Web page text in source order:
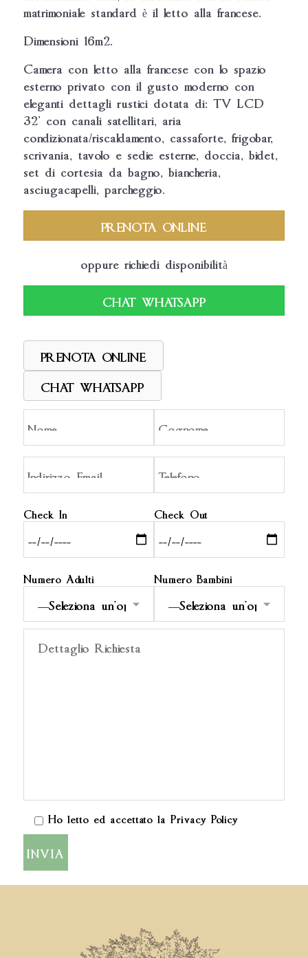
matrimoniale standard è il letto alla francese.
Dimensioni 16m2.
Camera con letto alla francese con lo spazio
esterno privato con il gusto moderno con
eleganti dettagli rustici dotata di: TV LCD
32’ con canali satellitari, aria
condizionata/riscaldamento, cassaforte, frigobar,
scrivania, tavolo e sedie esterne, doccia, bidet,
set di cortesia da bagno, biancheria,
asciugacapelli, parcheggio.
PRENOTA ONLINE
oppure richiedi disponibilità
CHAT WHATSAPP
PRENOTA ONLINE
CHAT WHATSAPP
Check In Check Out
Numero Adulti Numero Bambini
Ho letto ed accettato la Privacy Policy